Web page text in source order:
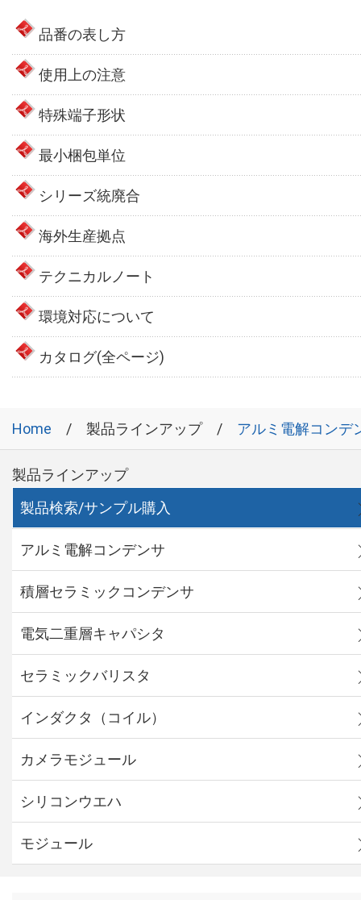
品番の表し方
使用上の注意
特殊端子形状
最小梱包単位
シリーズ統廃合
海外生産拠点
テクニカルノート
環境対応について
カタログ(全ページ)
Home 製品ラインアップ アルミ電解コンデ
製品ラインアップ
製品検索/サンプル購入
アルミ電解コンデンサ
積層セラミックコンデンサ
電気二重層キャパシタ
セラミックバリスタ
インダクタ（コイル）
カメラモジュール
シリコンウエハ
モジュール